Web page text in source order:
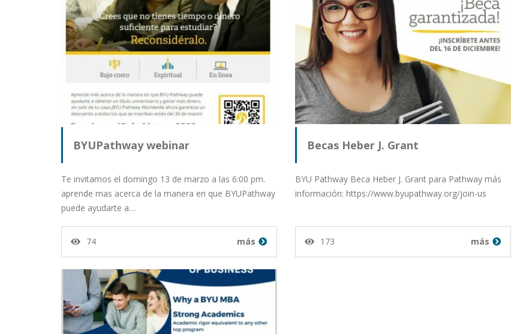
BYUPathway webinar
Te invitamos el domingo 13 de marzo a las 6:00 pm.
aprende mas acerca de la manera en que BYUPathway
puede ayudarte a…
74 más
Becas Heber J. Grant
BYU Pathway Beca Heber J. Grant para Pathway más
información: https://www.byupathway.org/join-us
173 más